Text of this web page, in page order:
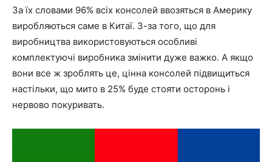
За їх словами 96% всіх консолей ввозяться в Америку
виробляються саме в Китаї. З-за того, що для
виробництва використовуються особливі
комплектуючі виробника змінити дуже важко. А якщо
вони все ж зроблять це, цінна консолей підвищиться
настільки, що мито в 25% буде стояти осторонь і
нервово покуривать.